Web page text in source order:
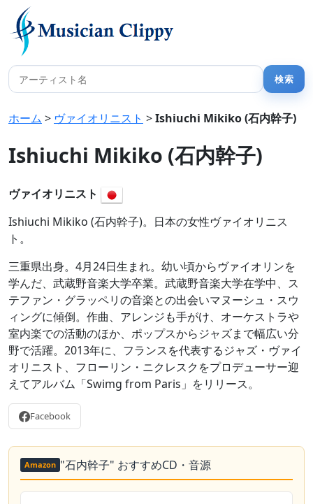
ホーム > ヴァイオリニスト >Ishiuchi Mikiko (石内幹子)
Ishiuchi Mikiko (石内幹子)
ヴァイオリニスト
Ishiuchi Mikiko (石内幹子)。日本の女性ヴァイオリニス
ト。
三重県出身。4月24日生まれ。幼い頃からヴァイオリンを
学んだ、武蔵野音楽大学卒業。武蔵野音楽大学在学中、ス
テファン・グラッペリの音楽との出会いマヌーシュ・スウ
ィングに傾倒。作曲、アレンジも手がけ、オーケストラや
室内楽での活動のほか、ポップスからジャズまで幅広い分
野で活躍。2013年に、フランスを代表するジャズ・ヴァイ
オリニスト、フローリン・ニクレスクをプロデューサー迎
えてアルバム「Swimg from Paris」をリリース。
Facebook
Amazon "石内幹子" おすすめCD・音源